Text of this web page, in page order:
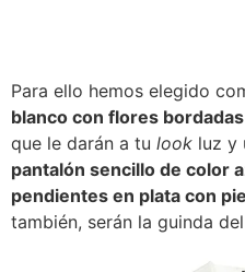
Para ello hemos elegido
blanco con flores
que le darán a tu look luz y
pantalón sencillo de color
pendientes en plata con
también, serán la guinda